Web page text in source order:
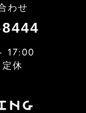
わせ
17:00
休